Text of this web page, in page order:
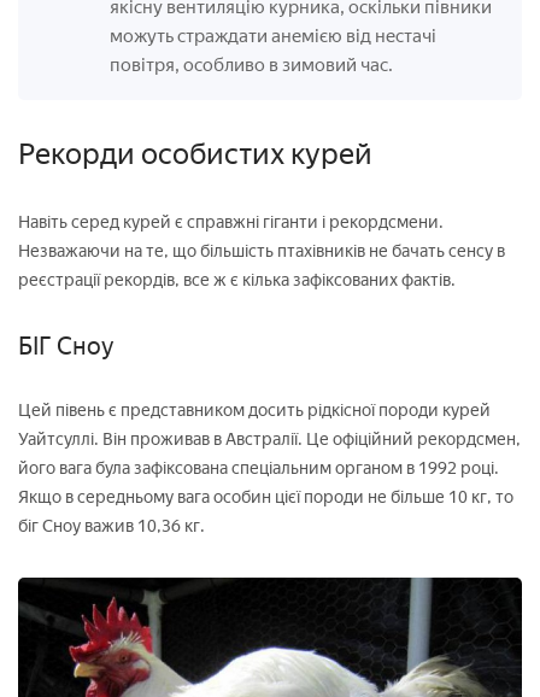
якісну вентиляцію курника, оскільки півники
можуть страждати анемією від нестачі
повітря, особливо в зимовий час.
Рекорди особистих курей
Навіть серед курей є справжні гіганти і рекордсмени.
Незважаючи на те, що більшість птахівників не бачать сенсу в
реєстрації рекордів, все ж є кілька зафіксованих фактів.
БІГ Сноу
Цей півень є представником досить рідкісної породи курей
Уайтсуллі. Він проживав в Австралії. Це офіційний рекордсмен,
його вага була зафіксована спеціальним органом в 1992 році.
Якщо в середньому вага особин цієї породи не більше 10 кг, то
біг Сноу важив 10,36 кг.